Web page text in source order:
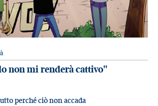
non mi renderà cattivo"
perché ciò non accada